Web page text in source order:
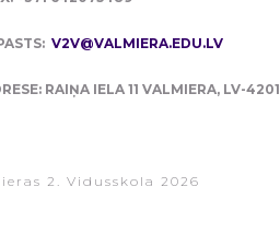
V2V@VALMIERA.EDU.LV
RAIŅA IELA 11 VALMIERA, LV-4201
2. Vidusskola 2026